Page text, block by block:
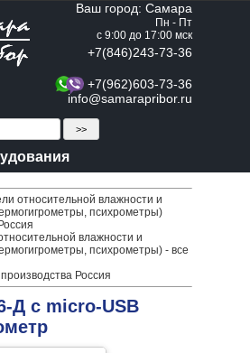
Ваш город: Самара
Пн - Пт
с 9:00 до 17:00 мск
+7(846)243-73-36
+7(962)603-73-36
info@samarapribor.ru
относительной влажности и
психрометры)
влажности и
психрометры) - все
Россия
Д c micro-USB